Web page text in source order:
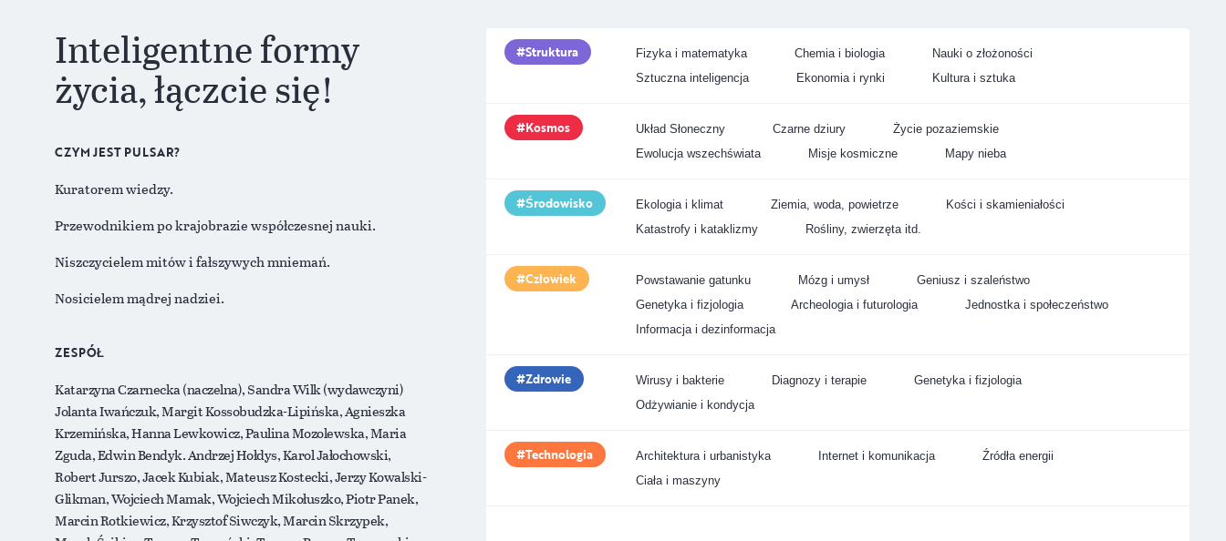
Inteligentne formy
życia, łączcie się!
CZYM JEST PULSAR?
Kuratorem wiedzy.
Przewodnikiem po krajobrazie współczesnej nauki.
Niszczycielem mitów i fałszywych mniemań.
Nosicielem mądrej nadziei.
ZESPÓŁ
Katarzyna Czarnecka (naczelna), Sandra Wilk (wydawczyni)
Jolanta Iwańczuk, Margit Kossobudzka-Lipińska, Agnieszka
Krzemińska, Hanna Lewkowicz, Paulina Mozolewska, Maria
Zguda, Edwin Bendyk. Andrzej Hołdys, Karol Jałochowski,
Robert Jurszo, Jacek Kubiak, Mateusz Kostecki, Jerzy Kowalski-
Glikman, Wojciech Mamak, Wojciech Mikołuszko, Piotr Panek,
Marcin Rotkiewicz, Krzysztof Siwczyk, Marcin Skrzypek,
Struktura Fizyka i matematyka Chemia i biologia
Nauki o złożoności
Sztuczna inteligencja
Ekonomia i rynki Kultura i sztuka
Kosmos Układ Słoneczny Czarne dziury
Życie pozaziemskie
Ewolucja wszechświata
Misje kosmiczne Mapy nieba
Środowisko Ekologia i klimat Ziemia, woda, powietrze
Kości i skamieniałości
Katastrofy i kataklizmy
Rośliny, zwierzęta itd.
Człowiek Powstawanie gatunku Mózg i umysł
Geniusz i szaleństwo
Genetyka i fizjologia
Archeologia i futurologia
Jednostka i społeczeństwo
Informacja i dezinformacja
Zdrowie Wirusy i bakterie Diagnozy i terapie
Genetyka i fizjologia
Odżywianie i kondycja
Technologia Architektura i urbanistyka Internet i komunikacja
Źródła energii
Ciała i maszyny